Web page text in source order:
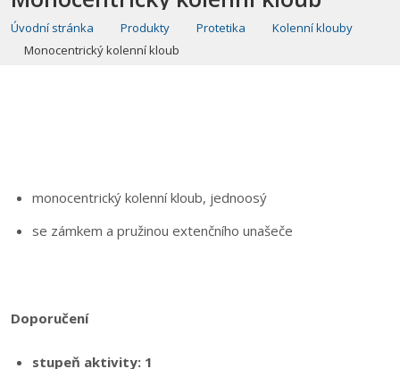
Úvodní stránka Produkty Protetika
Kolenní klouby
Monocentrický kolenní kloub
monocentrický kolenní kloub, jednoosý
se zámkem a pružinou extenčního unašeče
Doporučení
stupeň aktivity: 1